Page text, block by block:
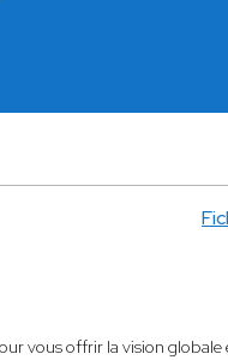
vous offrir la vision